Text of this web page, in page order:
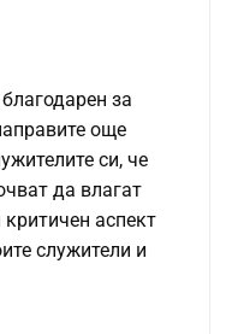
за
още
си, че
да влагат
аспект
служители и